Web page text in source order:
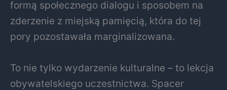
formą społecznego dialogu i sposobem na
zderzenie z miejską pamięcią, która do tej
pory pozostawała marginalizowana.
To nie tylko wydarzenie kulturalne – to lekcja
obywatelskiego uczestnictwa. Spacer